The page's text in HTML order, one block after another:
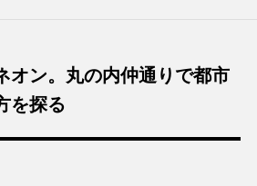
オン。丸の内仲通りで都市
を探る